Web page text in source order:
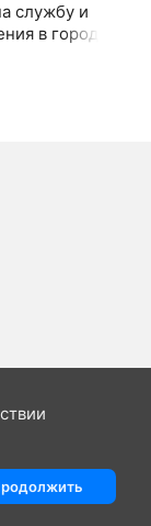
службу и
в городе.